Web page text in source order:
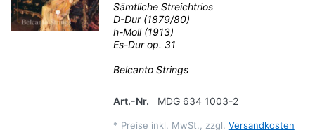
Sämtliche Streichtrios
D-Dur (1879/80)
h-Moll (1913)
Es-Dur op. 31
Belcanto Strings
Art.-Nr. MDG 634 1003-2
* Preise inkl. MwSt., zzgl. Versandkosten